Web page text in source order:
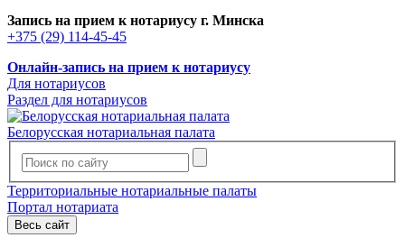
Запись на прием к нотариусу г. Минска
+375 (29) 114-45-45
Онлайн-запись на прием к нотариусу
Для нотариусов
Раздел для нотариусов
Белорусская нотариальная палата
Территориальные нотариальные палаты
Портал нотариата
Весь сайт